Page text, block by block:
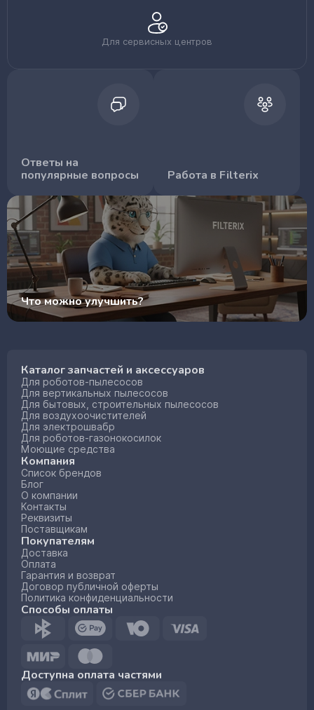
Для сервисных центров
Ответы на
популярные вопросы
Работа в Filterix
Что можно улучшить?
Каталог запчастей и аксессуаров
Для роботов-пылесосов
Для вертикальных пылесосов
Для бытовых, строительных пылесосов
Для воздухоочистителей
Для электрошвабр
Для роботов-газонокосилок
Моющие средства
Компания
Список брендов
Блог
О компании
Контакты
Реквизиты
Поставщикам
Покупателям
Доставка
Оплата
Гарантия и возврат
Договор публичной оферты
Политика конфиденциальности
Способы оплаты
Доступна оплата частями